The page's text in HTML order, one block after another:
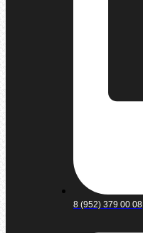
8 (952) 379 00 08